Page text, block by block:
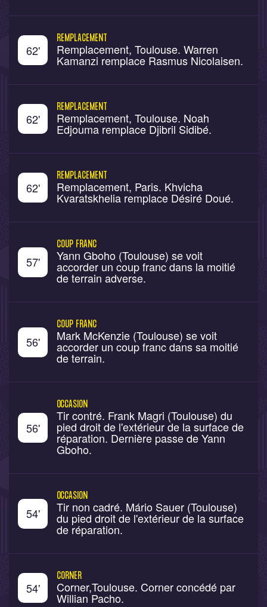
62'
REMPLACEMENT
Remplacement, Toulouse. Warren
Kamanzi remplace Rasmus Nicolaisen.
62'
REMPLACEMENT
Remplacement, Toulouse. Noah
Edjouma remplace Djibril Sidibé.
62'
REMPLACEMENT
Remplacement, Paris. Khvicha
Kvaratskhelia remplace Désiré Doué.
57'
COUP FRANC
Yann Gboho (Toulouse) se voit
accorder un coup franc dans la moitié
de terrain adverse.
56'
COUP FRANC
Mark McKenzie (Toulouse) se voit
accorder un coup franc dans sa moitié
de terrain.
56'
OCCASION
Tir contré. Frank Magri (Toulouse) du
pied droit de l'extérieur de la surface de
réparation. Dernière passe de Yann
Gboho.
54'
OCCASION
Tir non cadré. Mário Sauer (Toulouse)
du pied droit de l'extérieur de la surface
de réparation.
54'
CORNER
Corner,Toulouse. Corner concédé par
Willian Pacho.